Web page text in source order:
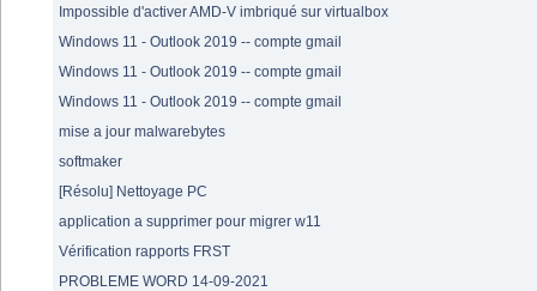
Impossible d'activer AMD-V imbriqué sur virtualbox
Windows 11 - Outlook 2019 -- compte gmail
Windows 11 - Outlook 2019 -- compte gmail
Windows 11 - Outlook 2019 -- compte gmail
mise a jour malwarebytes
softmaker
[Résolu] Nettoyage PC
application a supprimer pour migrer w11
Vérification rapports FRST
PROBLEME WORD 14-09-2021